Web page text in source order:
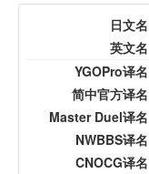
日文名
英文名
YGOPro译名
简中官方译名
Master Duel译名
NWBBS译名
CNOCG译名